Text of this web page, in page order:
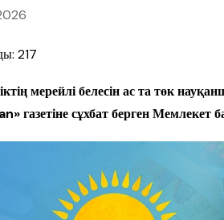
217
мерейлі белесін ас та төк
газетіне сұхбат берген